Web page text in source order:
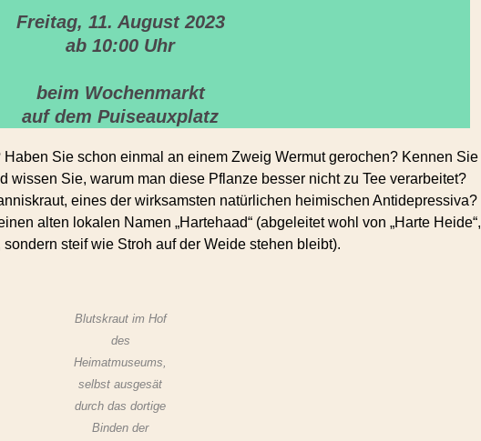
Freitag, 11. August 2023
ab 10:00 Uhr
beim Wochenmarkt
auf dem Puiseauxplatz
Sie schon einmal an einem Zweig Wermut gerochen? Kennen Sie
wissen Sie, warum man diese Pflanze besser nicht zu Tee verarbeitet?
eines der wirksamsten natürlichen heimischen Antidepressiva?
alten lokalen Namen „Hartehaad“ (abgeleitet wohl von „Harte Heide“,
steif wie Stroh auf der Weide stehen bleibt).
Blutskraut im Hof
des
Heimatmuseums,
selbst ausgesät
durch das dortige
Binden der